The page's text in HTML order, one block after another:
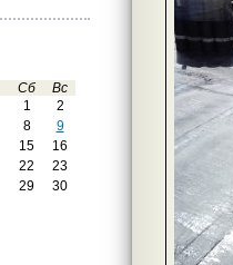
Сб
Вс
1
2
8
9
15
16
22
23
29
30